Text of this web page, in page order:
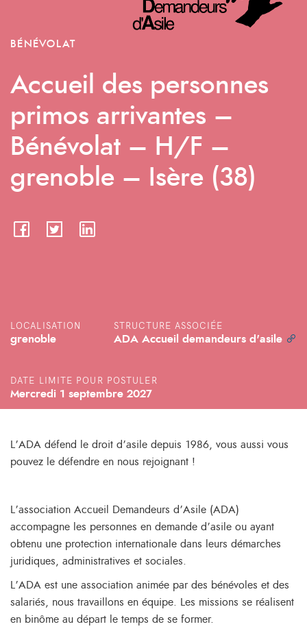
BÉNÉVOLAT
Accueil des personnes
primos arrivantes –
Bénévolat – H/F –
grenoble – Isère (38)
LOCALISATION
grenoble
STRUCTURE ASSOCIÉE
ADA Accueil demandeurs d'asile
DATE LIMITE POUR POSTULER
Mercredi 1 septembre 2027
L’ADA défend le droit d’asile depuis 1986, vous aussi vous
pouvez le défendre en nous rejoignant !
L’association Accueil Demandeurs d’Asile (ADA)
accompagne les personnes en demande d’asile ou ayant
obtenu une protection internationale dans leurs démarches
juridiques, administratives et sociales.
L’ADA est une association animée par des bénévoles et des
salariés, nous travaillons en équipe. Les missions se réalisent
en binôme au départ le temps de se former.